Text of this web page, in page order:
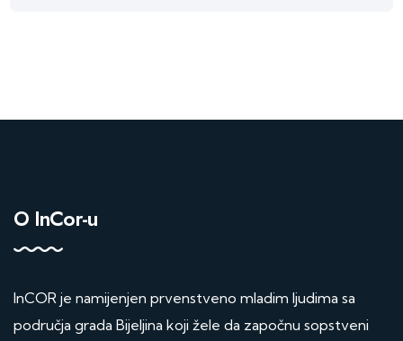
O InCor-u
InCOR je namijenjen prvenstveno mladim ljudima sa
područja grada Bijeljina koji žele da započnu sopstveni